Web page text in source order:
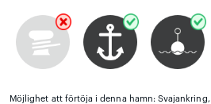
Möjlighet att förtöja i denna hamn: